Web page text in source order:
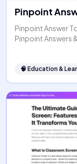
Pinpoint
Pinpoint Answer
Pinpoint Answers
🧠 Education &